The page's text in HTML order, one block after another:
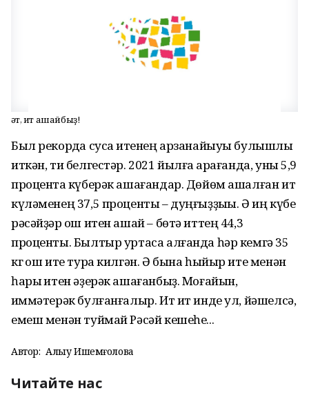
Үәт, ит ашайбыҙ!
Был рекордҡа сусҡа итенең арзанайыуы булышлыҡ
иткән, ти белгестәр. 2021 йылға ҡарағанда, уны 5,9
процентҡа күберәк ашағандар. Дөйөм ашалған ит
күләменең 37,5 проценты – дуңғыҙҙыҡы. Ә иң күбе
рәсәйҙәр ҡош итен ашай – бөтә иттең 44,3
проценты. Былтыр уртаса алғанда һәр кемгә 35
кг ҡош ите тура килгән. Ә бына һыйыр ите менән
һарыҡ итен әҙерәк ашағанбыҙ. Моғайын,
ҡиммәтерәк булғанғалыр. Ит ит инде ул, йәшелсә,
емеш менән туймай Рәсәй кешеһе...
Автор: Алһыу Ишемғолова
Читайте нас